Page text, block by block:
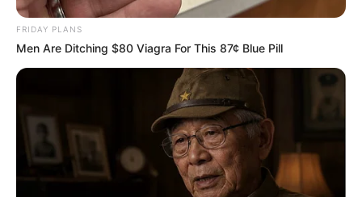
4. Retire a planta do vaso original e plante-a no
FRIDAY PLANS
Men Are Ditching $80 Viagra For This 87¢ Blue Pill